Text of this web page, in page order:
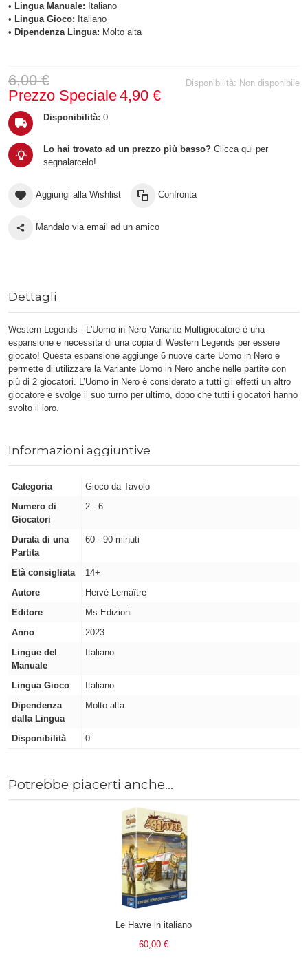
• Lingua Manuale: Italiano
• Lingua Gioco: Italiano
• Dipendenza Lingua: Molto alta
Disponibilità: Non disponibile
6,00 €
Prezzo Speciale4,90 €
Disponibilità: 0
Lo hai trovato ad un prezzo più basso? Clicca qui per
segnalarcelo!
Aggiungi alla Wishlist Confronta
Mandalo via email ad un amico
Dettagli
Western Legends - L'Uomo in Nero Variante Multigiocatore è una
espansione e necessita di una copia di Western Legends per essere
giocato! Questa espansione aggiunge 6 nuove carte Uomo in Nero e
permette di utilizzare la Variante Uomo in Nero anche nelle partite con
più di 2 giocatori. L’Uomo in Nero è considerato a tutti gli effetti un altro
giocatore e svolge il suo turno per ultimo, dopo che tutti i giocatori hanno
svolto il loro.
Informazioni aggiuntive
Categoria
Gioco da Tavolo
Numero di
Giocatori
2 - 6
Durata di una
Partita
60 - 90 minuti
Età consigliata
14+
Autore
Hervé Lemaître
Editore
Ms Edizioni
Anno
2023
Lingue del
Manuale
Italiano
Lingua Gioco
Italiano
Dipendenza
dalla Lingua
Molto alta
Disponibilità 0
Potrebbe piacerti anche...
Le Havre in italiano
60,00 €